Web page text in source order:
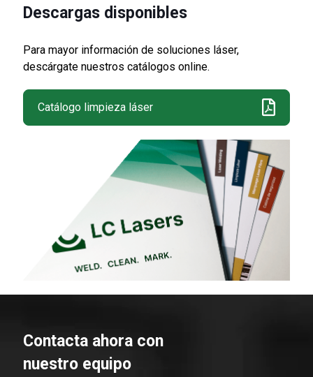
Descargas disponibles
Para mayor información de soluciones láser,
descárgate nuestros catálogos online.
Catálogo limpieza láser
Contacta ahora con
nuestro equipo